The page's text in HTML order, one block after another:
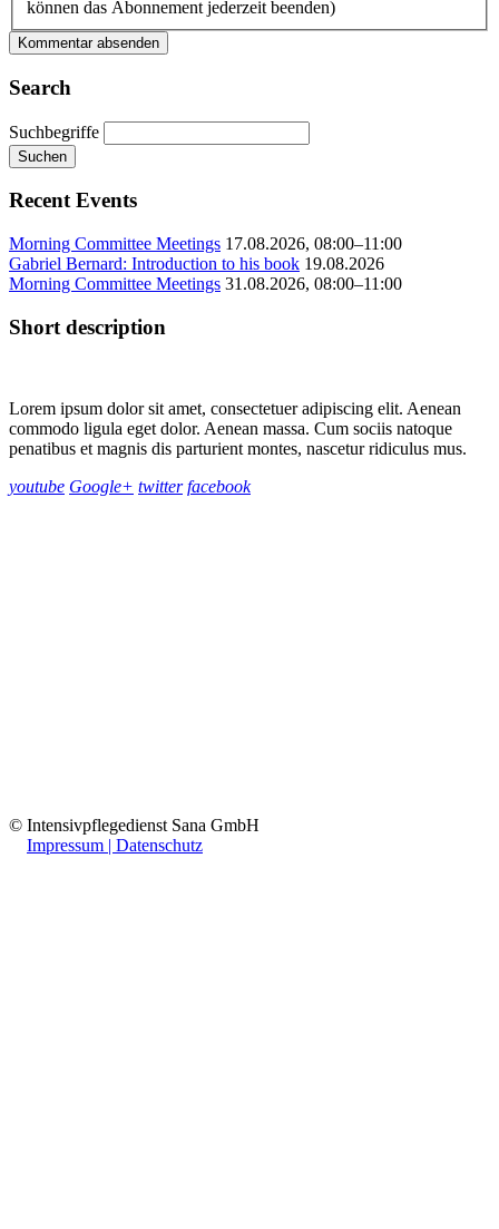
können das Abonnement jederzeit beenden)
Kommentar absenden
Search
Suchbegriffe
Suchen
Recent Events
Morning Committee Meetings 17.08.2026, 08:00–11:00
Gabriel Bernard: Introduction to his book 19.08.2026
Morning Committee Meetings 31.08.2026, 08:00–11:00
Short description
Lorem ipsum dolor sit amet, consectetuer adipiscing elit. Aenean
commodo ligula eget dolor. Aenean massa. Cum sociis natoque
penatibus et magnis dis parturient montes, nascetur ridiculus mus.
youtube Google+ twitter facebook
© Intensivpflegedienst Sana GmbH
Impressum | Datenschutz